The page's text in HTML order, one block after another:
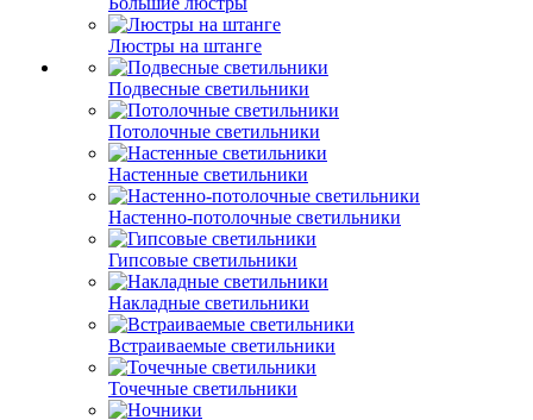
Люстры на штанге
Подвесные светильники
Потолочные светильники
Настенные светильники
Настенно-потолочные светильники
Гипсовые светильники
Накладные светильники
Встраиваемые светильники
Точечные светильники